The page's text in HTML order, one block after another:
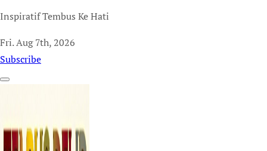
Inspiratif Tembus Ke Hati
Fri. Aug 7th, 2026
Subscribe